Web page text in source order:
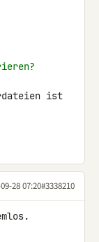
ist
28 07:20#3338210